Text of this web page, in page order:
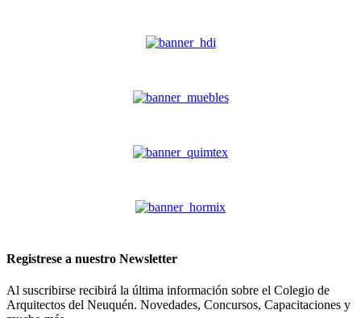
Registrese a nuestro Newsletter
Al suscribirse recibirá la última información sobre el Colegio de
Arquitectos del Neuquén. Novedades, Concursos, Capacitaciones y